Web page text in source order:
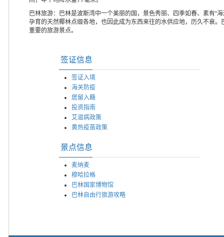
巴林旅游：巴林是波斯湾中一个美丽的国，景色秀丽、四季如春、素有“
孕育的天然椰林点缀各地，也因此成为东西来往的水供应地，历久不衰
重要的旅游景点。
签证信息
签证入境
海关防疫
居留入籍
投资指南
艾滋病政策
黄热疫苗政策
景点信息
麦纳麦
穆哈拉格
巴林国家博物馆
巴林自由行旅游攻略